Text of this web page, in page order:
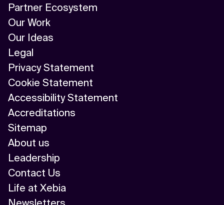
Partner Ecosystem
Our Work
Our Ideas
Legal
Privacy Statement
Cookie Statement
Accessibility Statement
Accreditations
Sitemap
About us
Leadership
Contact Us
Life at Xebia